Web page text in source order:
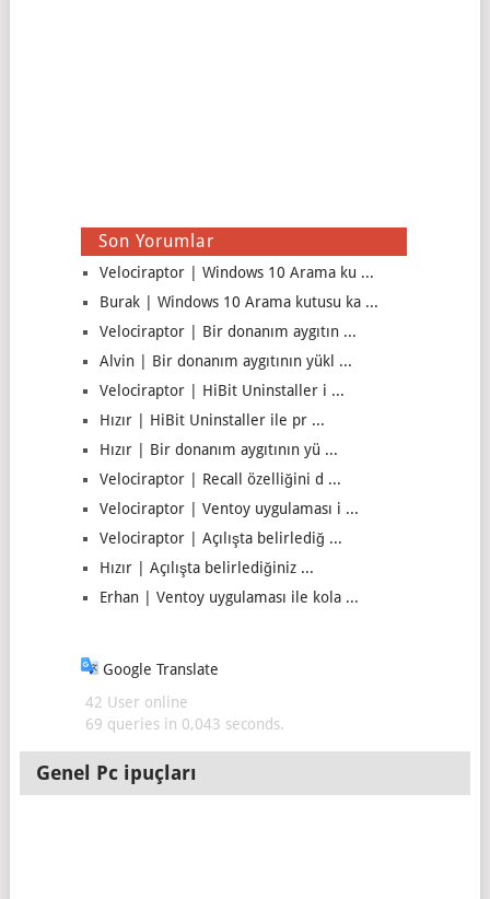
Son Yorumlar
Velociraptor | Windows 10 Arama ku ...
Burak | Windows 10 Arama kutusu ka ...
Velociraptor | Bir donanım aygıtın ...
Alvin | Bir donanım aygıtının yükl ...
Velociraptor | HiBit Uninstaller i ...
Hızır | HiBit Uninstaller ile pr ...
Hızır | Bir donanım aygıtının yü ...
Velociraptor | Recall özelliğini d ...
Velociraptor | Ventoy uygulaması i ...
Velociraptor | Açılışta belirlediğ ...
Hızır | Açılışta belirlediğiniz ...
Erhan | Ventoy uygulaması ile kola ...
Google Translate
42 User online
69 queries in 0,043 seconds.
Genel Pc ipuçları